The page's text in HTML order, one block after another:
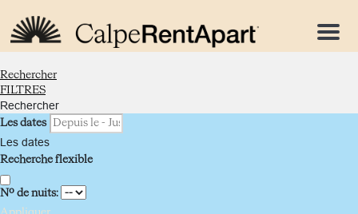
Menu
Rechercher
FILTRES
Rechercher
Les dates
Les dates
Recherche flexible
Nº de nuits: